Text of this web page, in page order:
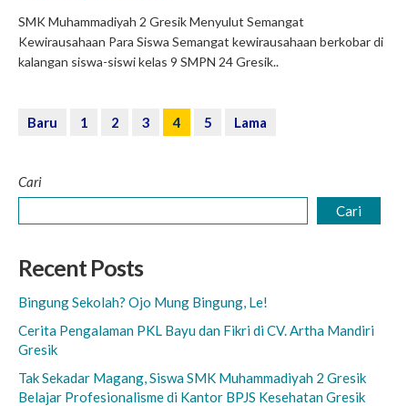
SMK Muhammadiyah 2 Gresik Menyulut Semangat
Kewirausahaan Para Siswa Semangat kewirausahaan berkobar di
kalangan siswa-siswi kelas 9 SMPN 24 Gresik..
Baru 1 2 3 4 5 Lama
Cari
Cari
Recent Posts
Bingung Sekolah? Ojo Mung Bingung, Le!
Cerita Pengalaman PKL Bayu dan Fikri di CV. Artha Mandiri
Gresik
Tak Sekadar Magang, Siswa SMK Muhammadiyah 2 Gresik
Belajar Profesionalisme di Kantor BPJS Kesehatan Gresik